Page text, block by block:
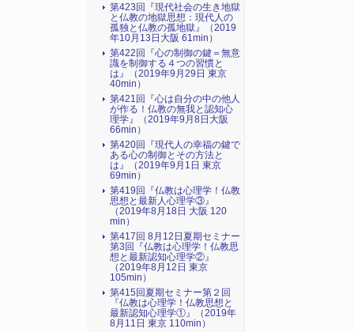
第423回『現代社会の生き地獄
と仏教の地獄思想：現代人の
孤独と仏教の孤地獄』（2019
年10月13日大阪 61min）
第422回『心の制御の鍵＝無意
識を制御する４つの習慣と
は』（2019年9月29日 東京
40min）
第421回『心は自分の中の他人
が作る！仏教の無我と認知心
理学』（2019年9月8日大阪
66min）
第420回『現代人の幸福の鍵で
ある心の制御とその方法と
は』（2019年9月1日 東京
69min）
第419回『仏教は心理学！仏教
思想と最新人心理学③』
（2019年8月18日 大阪 120
min）
第417回 8月12日夏期セミナー
第3回『仏教は心理学！仏教思
想と最新認知心理学②』
（2019年8月12日 東京
105min）
第415回夏期セミナー第２回
『仏教は心理学！仏教思想と
最新認知心理学①』（2019年
8月11日 東京 110min）